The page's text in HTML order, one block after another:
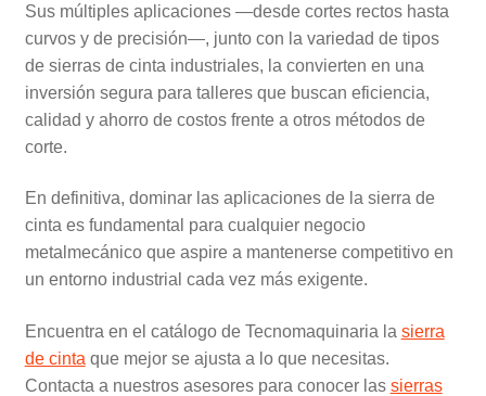
Sus múltiples aplicaciones —desde cortes rectos hasta
curvos y de precisión—, junto con la variedad de tipos
de sierras de cinta industriales, la convierten en una
inversión segura para talleres que buscan eficiencia,
calidad y ahorro de costos frente a otros métodos de
corte.
En definitiva, dominar las aplicaciones de la sierra de
cinta es fundamental para cualquier negocio
metalmecánico que aspire a mantenerse competitivo en
un entorno industrial cada vez más exigente.
Encuentra en el catálogo de Tecnomaquinaria la sierra
de cinta que mejor se ajusta a lo que necesitas.
Contacta a nuestros asesores para conocer las sierras